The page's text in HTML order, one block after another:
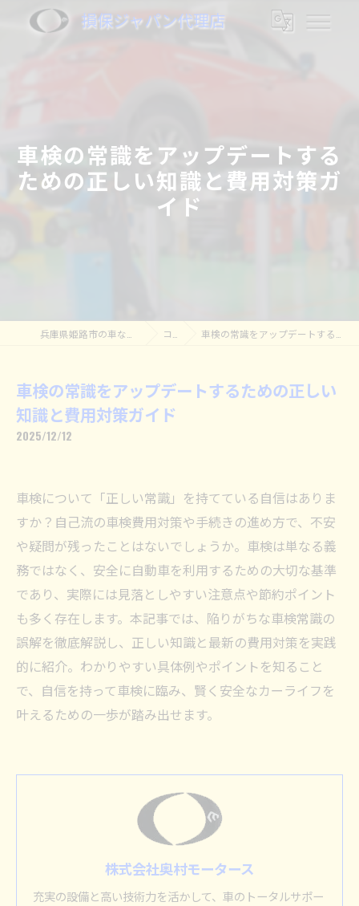
損保ジャパン代理店
車検の常識をアップデートする
ための正しい知識と費用対策ガ
イド
コラム 車検の常識をアップデートするための正しい知識と費用対策ガイド
車検の常識をアップデートするための正しい
知識と費用対策ガイド
2025/12/12
車検について「正しい常識」を持てている自信はありま
すか？自己流の車検費用対策や手続きの進め方で、不安
や疑問が残ったことはないでしょうか。車検は単なる義
務ではなく、安全に自動車を利用するための大切な基準
であり、実際には見落としやすい注意点や節約ポイント
も多く存在します。本記事では、陥りがちな車検常識の
誤解を徹底解説し、正しい知識と最新の費用対策を実践
的に紹介。わかりやすい具体例やポイントを知ること
で、自信を持って車検に臨み、賢く安全なカーライフを
叶えるための一歩が踏み出せます。
株式会社奥村モータース
充実の設備と高い技術力を活かして、車のトータルサポー